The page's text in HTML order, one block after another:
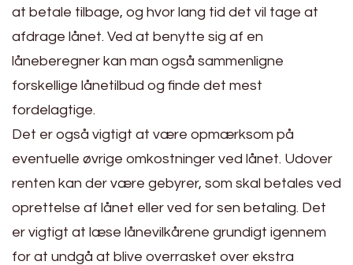
at betale tilbage, og hvor lang tid det vil tage at
afdrage lånet. Ved at benytte sig af en
låneberegner kan man også sammenligne
forskellige lånetilbud og finde det mest
fordelagtige.
Det er også vigtigt at være opmærksom på
eventuelle øvrige omkostninger ved lånet. Udover
renten kan der være gebyrer, som skal betales ved
oprettelse af lånet eller ved for sen betaling. Det
er vigtigt at læse lånevilkårene grundigt igennem
for at undgå at blive overrasket over ekstra